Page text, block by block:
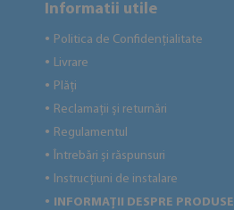
Informatii utile
● Politica de Confidențialitate
● Livrare
● Plăți
● Reclamații și returnări
● Regulamentul
● Întrebări și răspunsuri
● Instrucțiuni de instalare
● INFORMAȚII DESPRE PRODUSE